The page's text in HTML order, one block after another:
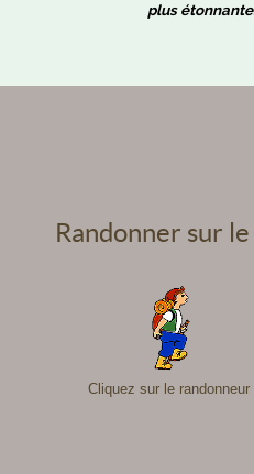
plus
Randonner sur
Cliquez sur le randonneur